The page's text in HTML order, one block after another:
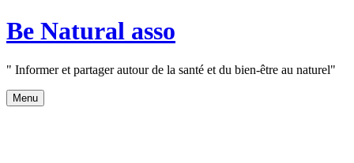
Aller
au
Be Natural asso
" Informer et partager autour de la santé et du bien-être au naturel"
Menu